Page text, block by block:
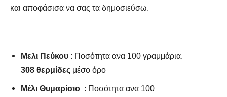
και αποφάσισα να σας τα δημοσιεύσω.
Μελι Πεύκου : Ποσότητα ανα 100 γραμμάρια.
308 θερμίδες μέσο όρο
Μέλι Θυμαρίσιο : Ποσότητα ανα 100